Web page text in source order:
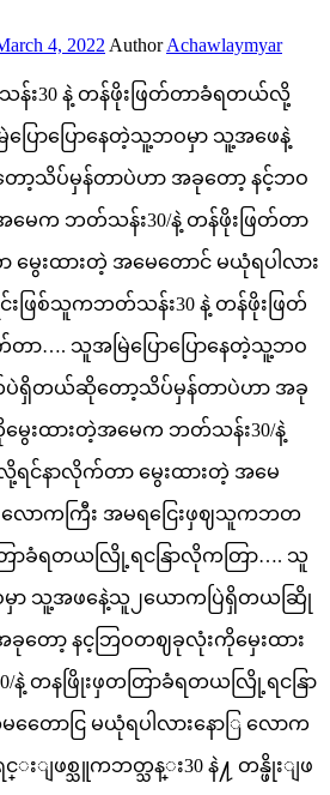
4, 2022 Author Achawlaymyar
း30 နဲ့ တန်ဖိုးဖြတ်တာခံရတယ်လို့
ြောပြောနေတဲ့သူ့ဘဝမှာ သူ့အဖေနဲ့
သိပ်မှန်တာပဲဟာ အခုတော့ နင့်ဘဝ
ေက ဘတ်သန်း30/နဲ့ တန်ဖိုးဖြတ်တာ
ေးထားတဲ့ အမေတောင် မယုံရပါလား
းဖြစ်သူကဘတ်သန်း30 နဲ့ တန်ဖိုးဖြတ်
…. သူအမြဲပြောပြောနေတဲ့သူ့ဘဝ
ပဲရှိတယ်ဆိုတော့သိပ်မှန်တာပဲဟာ အခု
ေးထားတဲ့အမေက ဘတ်သန်း30/နဲ့
င်နာလိုက်တာ မွေးထားတဲ့ အမေ
လောကကြီး အမရငြေးဖှဈသူကဘတ
တြာခံရတယလြို့ရငနြာလိုကတြာ…. သူ
မှာ သူ့အဖနေဲ့သူ၂ယောကပြဲရှိတယဆြို
ခုတော့ နင့ဘြဝတဈခုလုံးကိုမှေးထား
နဲ့ တနဖြိုးဖှတတြာခံရတယလြို့ရငနြာ
ေောငြ မယုံရပါလားနောြ လောက
ရင္းျဖစ္သူကဘတ္သန္း30 နဲ႔ တန္ဖိုးျဖ